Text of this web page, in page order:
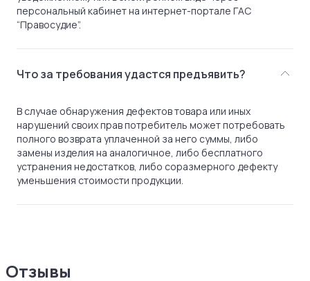
персональный кабинет на интернет-портале ГАС
“Правосудие”.
Что за требования удастся предъявить?
В случае обнаружения дефектов товара или иных
нарушений своих прав потребитель может потребовать
полного возврата уплаченной за него суммы, либо
замены изделия на аналогичное, либо бесплатного
устранения недостатков, либо соразмерного дефекту
уменьшения стоимости продукции.
Отзывы